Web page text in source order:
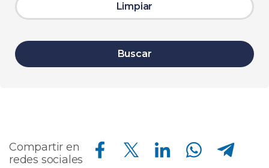
Limpiar
Buscar
Compartir en
redes sociales
Compartir en Facebook Compartir en Twitter Compartir en Linkedin Compartir en Whatsapp Compartir en Telegram